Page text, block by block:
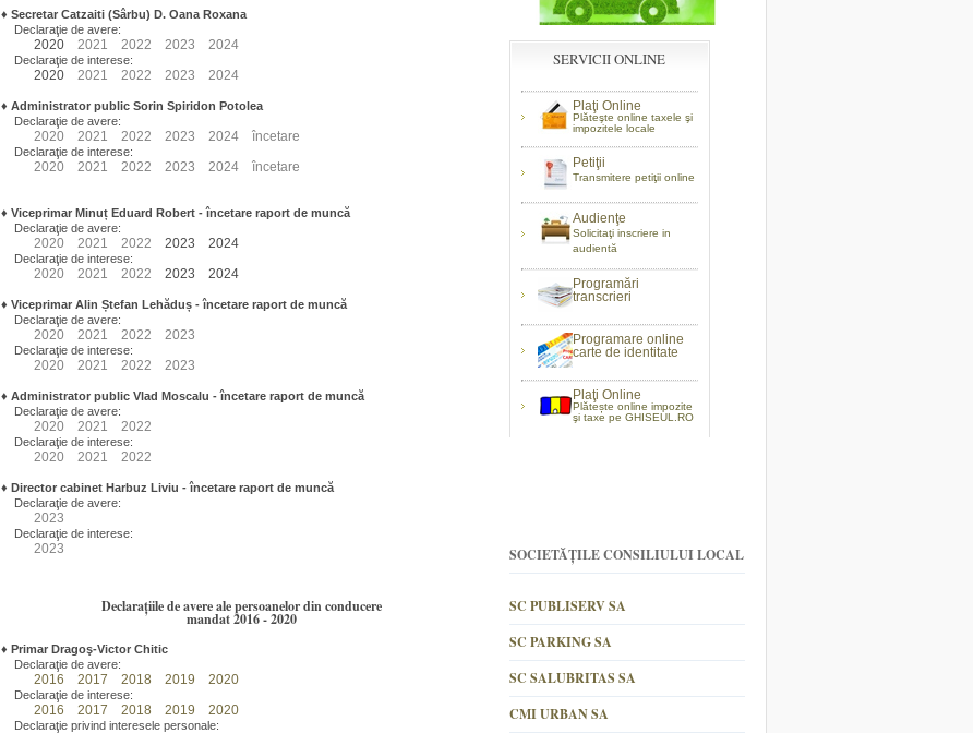
♦ Secretar Catzaiti (Sârbu) D. Oana Roxana
Declaraţie de avere:
2020 2021 2022 2023 2024
Declaraţie de interese:
2020 2021 2022 2023 2024
♦ Administrator public Sorin Spiridon Potolea
Declaraţie de avere:
2020 2021 2022 2023 2024 încetare
Declaraţie de interese:
2020 2021 2022 2023 2024 încetare
♦ Viceprimar Minuț Eduard Robert- încetare raport de muncă
Declaraţie de avere:
2020 2021 2022 2023 2024
Declaraţie de interese:
2020 2021 2022 2023 2024
♦ Viceprimar Alin Ștefan Lehăduș- încetare raport de muncă
Declaraţie de avere:
2020 2021 2022 2023
Declaraţie de interese:
2020 2021 2022 2023
♦ Administrator public Vlad Moscalu - încetare raport de muncă
Declaraţie de avere:
2020 2021 2022
Declaraţie de interese:
2020 2021 2022
♦ Director cabinet Harbuz Liviu - încetare raport de muncă
Declaraţie de avere:
2023
Declaraţie de interese:
2023
Declarațiile de avere ale persoanelor din conducere
mandat 2016 - 2020
♦ Primar Dragoş-Victor Chitic
Declaraţie de avere:
2016 2017 2018 2019 2020
Declaraţie de interese:
2016 2017 2018 2019 2020
Declaraţie privind interesele personale:
SERVICII ONLINE
Plaţi Online
Plăteşte online taxele şi
impozitele locale
Petiţii
Transmitere petiţii online
Audienţe
Solicitaţi inscriere in
audientă
Programări
transcrieri
Programare online
carte de identitate
Plaţi Online
Plătește online impozite
şi taxe pe GHISEUL.RO
SOCIETĂȚILE CONSILIULUI LOCAL
SC PUBLISERV SA
SC PARKING SA
SC SALUBRITAS SA
CMI URBAN SA